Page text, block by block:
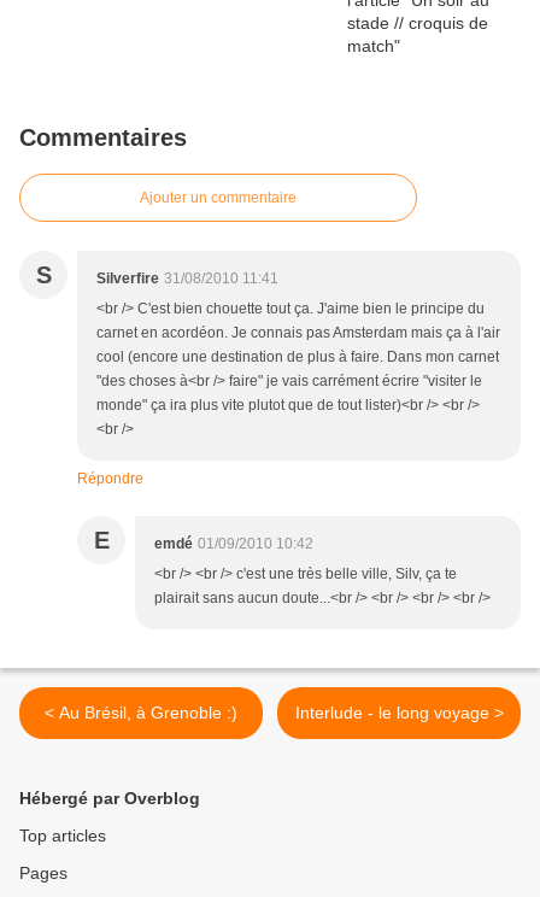
Commentaires
Ajouter un commentaire
S Silverfire 31/08/2010 11:41
<br /> C'est bien chouette tout ça. J'aime bien le principe du
carnet en acordéon. Je connais pas Amsterdam mais ça à l'air
cool (encore une destination de plus à faire. Dans mon carnet
"des choses à<br /> faire" je vais carrément écrire "visiter le
monde" ça ira plus vite plutot que de tout lister)<br /> <br />
<br />
Répondre
E emdé 01/09/2010 10:42
<br /> <br /> c'est une très belle ville, Silv, ça te
plairait sans aucun doute...<br /> <br /> <br /> <br />
< Au Brésil, à Grenoble :) Interlude - le long voyage >
Hébergé par Overblog
Top articles
Pages